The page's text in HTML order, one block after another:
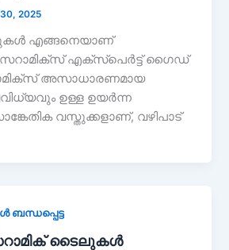
2025
എങ്ങനെയാണ്
എക്‌സ്‌പെർട്ട് ഗൈഡ്
അസാധാരണമായ
ഉള്ള ഉയർന്ന
വസ്തുക്കളാണ്, വഴിപാട്
ടൈലുകൾ